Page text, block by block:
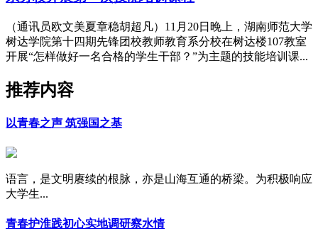
（通讯员欧文美夏章稳胡超凡）11月20日晚上，湖南师范大学
树达学院第十四期先锋团校教师教育系分校在树达楼107教室
开展“怎样做好一名合格的学生干部？”为主题的技能培训课...
推荐内容
以青春之声 筑强国之基
语言，是文明赓续的根脉，亦是山海互通的桥梁。为积极响应
大学生...
青春护淮践初心实地调研察水情